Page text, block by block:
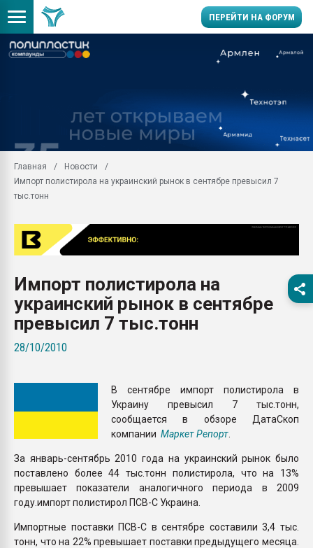
ПЕРЕЙТИ НА ФОРУМ
29.07.2026 ФРП помог
заводу пластмасс"
первый план в
28.07.2026
ситуацией на
Главная
Новости
Импорт полистирола на украинский рынок в сентябре превысил 7
тыс.тонн
Импорт полистирола на
украинский рынок в сентябре
превысил 7 тыс.тонн
28/10/2010
В сентябре импорт полистирола в
Украину превысил 7 тыс.тонн,
сообщается в обзоре ДатаСкоп
компании Маркет Репорт
За январь-сентябрь 2010 года на украинский рынок было
поставлено более 44 тыс.тонн полистирола, что на 13%
превышает показатели аналогичного периода в 2009
году.импорт полистирол ПСВ-С Украина.
Импортные поставки ПСВ-С в сентябре составили 3,4 тыс.
тонн, что на 22% превышает поставки предыдущего месяца.